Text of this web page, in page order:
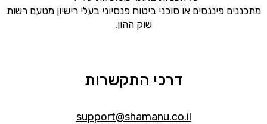
מתכננים פיננסים או סוכני ביטוח פנסיוני בעלי רישיון מטעם רשות
שוק ההון.
דרכי התקשרות
support@shamanu.co.il